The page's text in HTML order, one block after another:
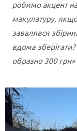
робимо акцент
макулатуру,
завалявся
вдома
образно 300 грн»